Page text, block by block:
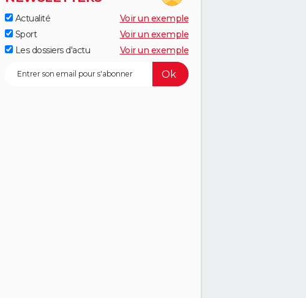
Actualité
Voir un exemple
Sport
Voir un exemple
Les dossiers d'actu
Voir un exemple